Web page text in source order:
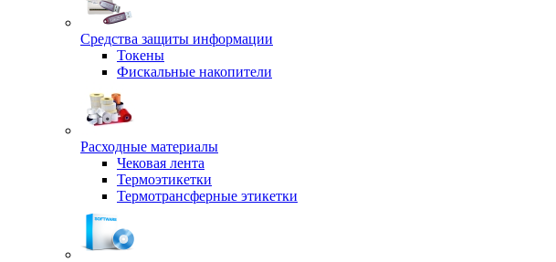
Средства защиты информации
Токены
Фискальные накопители
Расходные материалы
Чековая лента
Термоэтикетки
Термотрансферные этикетки